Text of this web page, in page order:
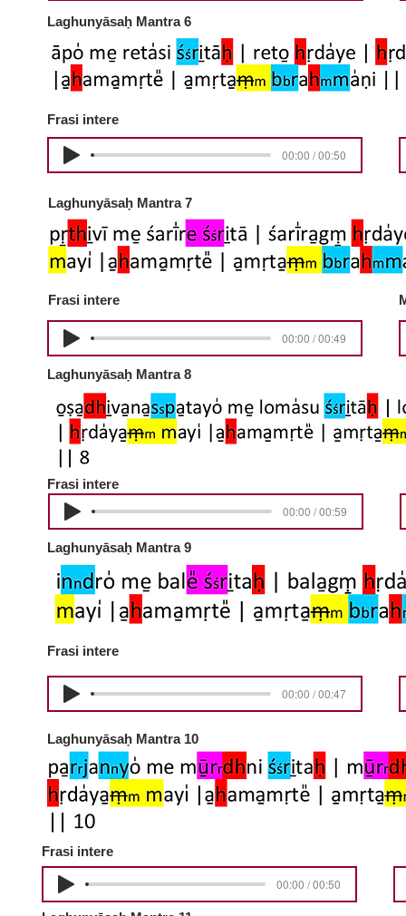
Laghunyāsaḥ Mantra 6
Frasi intere
00:00 / 00:50
Laghunyāsaḥ Mantra 7
Frasi intere
00:00 / 00:49
Laghunyāsaḥ Mantra 8
Frasi intere
00:00 / 00:59
Laghunyāsaḥ Mantra 9
Frasi intere
00:00 / 00:47
Laghunyāsaḥ Mantra 10
Frasi intere
00:00 / 00:50